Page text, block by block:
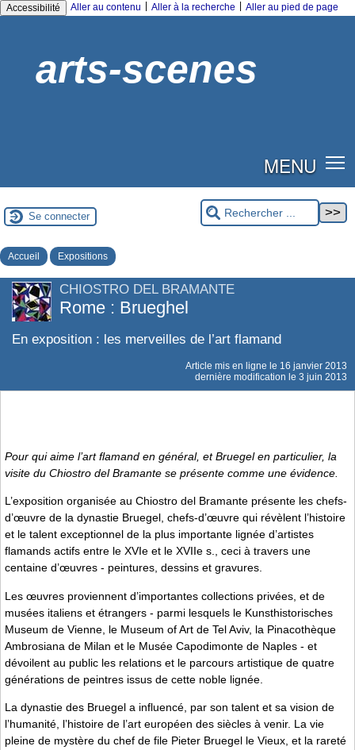
Accessibilité Aller au contenu Aller à la recherche Aller au pied de page
arts-scenes
MENU
Se connecter
Accueil Expositions
CHIOSTRO DEL BRAMANTE
Rome : Brueghel
En exposition : les merveilles de l’art flamand
Article mis en ligne le 16 janvier 2013
dernière modification le 3 juin 2013
Pour qui aime l’art flamand en général, et Bruegel en particulier, la
visite du Chiostro del Bramante se présente comme une évidence.
L’exposition organisée au Chiostro del Bramante présente les chefs-
d’œuvre de la dynastie Bruegel, chefs-d’œuvre qui révèlent l’histoire
et le talent exceptionnel de la plus importante lignée d’artistes
flamands actifs entre le XVIe et le XVIIe s., ceci à travers une
centaine d’œuvres - peintures, dessins et gravures.
Les œuvres proviennent d’importantes collections privées, et de
musées italiens et étrangers - parmi lesquels le Kunsthistorisches
Museum de Vienne, le Museum of Art de Tel Aviv, la Pinacothèque
Ambrosiana de Milan et le Musée Capodimonte de Naples - et
dévoilent au public les relations et le parcours artistique de quatre
générations de peintres issus de cette noble lignée.
La dynastie des Bruegel a influencé, par son talent et sa vision de
l’humanité, l’histoire de l’art européen des siècles à venir. La vie
pleine de mystère du chef de file Pieter Bruegel le Vieux, et la rareté